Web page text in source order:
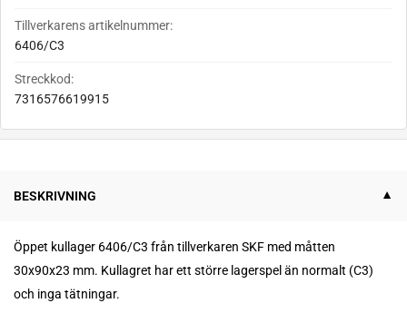
Tillverkarens artikelnummer:
6406/C3
Streckkod:
7316576619915
BESKRIVNING
Öppet kullager 6406/C3 från tillverkaren SKF med måtten
30x90x23 mm. Kullagret har ett större lagerspel än normalt (C3)
och inga tätningar.